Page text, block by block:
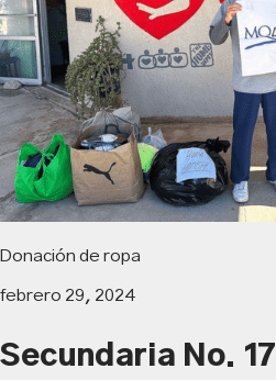
Donación de ropa
febrero 29, 2024
Secundaria No. 17